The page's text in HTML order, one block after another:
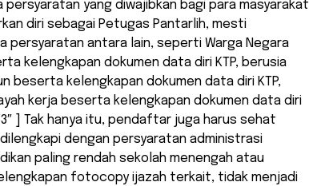
yang diwajibkan bagi para masyarakat
diri sebagai Petugas Pantarlih, mesti
persyaratan antara lain, seperti Warga Negara
kelengkapan dokumen data diri KTP, berusia
beserta kelengkapan dokumen data diri KTP,
kerja beserta kelengkapan dokumen data diri
] Tak hanya itu, pendaftar juga harus sehat
dengan persyaratan administrasi
paling rendah sekolah menengah atau
fotocopy ijazah terkait, tidak menjadi